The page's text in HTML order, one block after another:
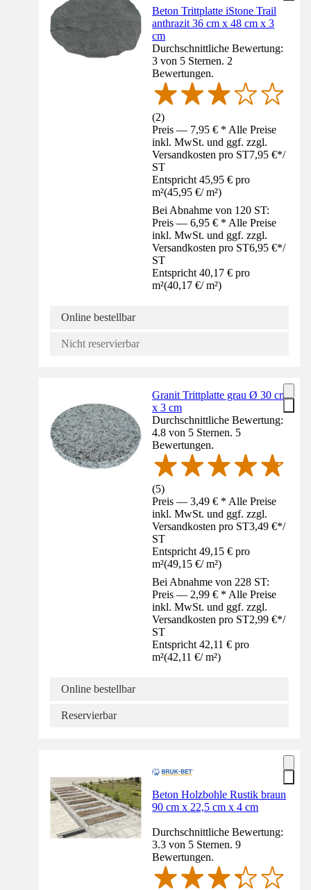
Beton Trittplatte iStone Trail
anthrazit 36 cm x 48 cm x 3
cm
Durchschnittliche Bewertung:
3 von 5 Sternen. 2
Bewertungen.
(2)
Preis — 7,95 € * Alle Preise
inkl. MwSt. und ggf. zzgl.
Versandkosten pro ST7,95 €*/
ST
Entspricht 45,95 € pro
m²(45,95 €/ m²)
Bei Abnahme von 120 ST:
Preis — 6,95 € * Alle Preise
inkl. MwSt. und ggf. zzgl.
Versandkosten pro ST6,95 €*/
ST
Entspricht 40,17 € pro
m²(40,17 €/ m²)
Online bestellbar
Nicht reservierbar
Granit Trittplatte grau Ø 30 cm
x 3 cm
Durchschnittliche Bewertung:
4.8 von 5 Sternen. 5
Bewertungen.
(5)
Preis — 3,49 € * Alle Preise
inkl. MwSt. und ggf. zzgl.
Versandkosten pro ST3,49 €*/
ST
Entspricht 49,15 € pro
m²(49,15 €/ m²)
Bei Abnahme von 228 ST:
Preis — 2,99 € * Alle Preise
inkl. MwSt. und ggf. zzgl.
Versandkosten pro ST2,99 €*/
ST
Entspricht 42,11 € pro
m²(42,11 €/ m²)
Online bestellbar
Reservierbar
Beton Holzbohle Rustik braun
90 cm x 22,5 cm x 4 cm
Durchschnittliche Bewertung:
3.3 von 5 Sternen. 9
Bewertungen.